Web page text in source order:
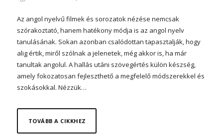
Az angol nyelvű filmek és sorozatok nézése nemcsak
szórakoztató, hanem hatékony módja is az angol nyelv
tanulásának. Sokan azonban csalódottan tapasztalják, hogy
alig értik, miről szólnak a jelenetek, még akkor is, ha már
tanultak angolul. A hallás utáni szövegértés külön készség,
amely fokozatosan fejleszthető a megfelelő módszerekkel és
szokásokkal. Nézzük…
TOVÁBB A CIKKHEZ